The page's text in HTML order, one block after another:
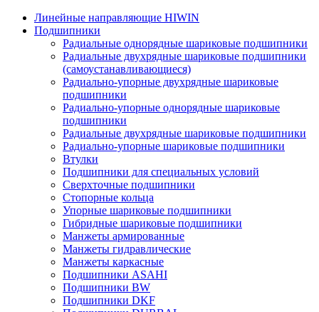
Линейные направляющие HIWIN
Подшипники
Радиальные однорядные шариковые подшипники
Радиальные двухрядные шариковые подшипники
(самоустанавливающиеся)
Радиально-упорные двухрядные шариковые
подшипники
Радиально-упорные однорядные шариковые
подшипники
Радиальные двухрядные шариковые подшипники
Радиально-упорные шариковые подшипники
Втулки
Подшипники для специальных условий
Сверхточные подшипники
Стопорные кольца
Упорные шариковые подшипники
Гибридные шариковые подшипники
Манжеты армированные
Манжеты гидравлические
Манжеты каркасные
Подшипники ASAHI
Подшипники BW
Подшипники DKF